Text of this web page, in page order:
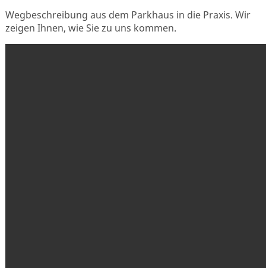
Wegbeschreibung aus dem Parkhaus in die Praxis. Wir
zeigen Ihnen, wie Sie zu uns kommen.